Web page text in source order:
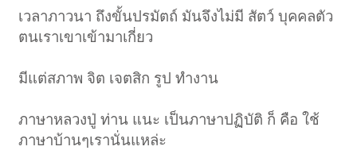
เวลาภาวนา ถึงขั้นปรมัตถ์ มันจึงไม่มี สัตว์ บุคคลตัว
ตนเราเขาเข้ามาเกี่ยว
มีแต่สภาพ จิต เจตสิก รูป ทำงาน
ภาษาหลวงปู่ ท่าน แนะ เป็นภาษาปฏิบัติ ก็ คือ ใช้
ภาษาบ้านๆเรานั่นแหล่ะ